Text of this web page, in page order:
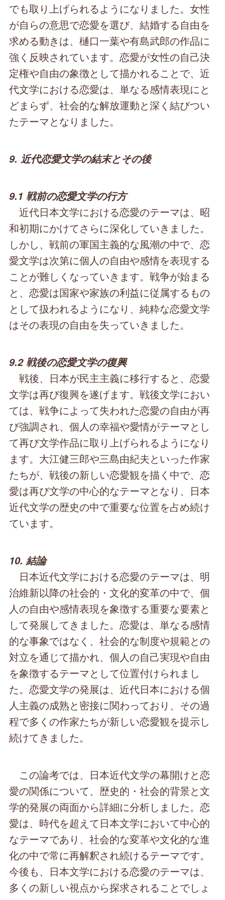
でも取り上げられるようになりました。女性
が自らの意思で恋愛を選び、結婚する自由を
求める動きは、樋口一葉や有島武郎の作品に
強く反映されています。恋愛が女性の自己決
定権や自由の象徴として描かれることで、近
代文学における恋愛は、単なる感情表現にと
どまらず、社会的な解放運動と深く結びつい
たテーマとなりました。
9. 近代恋愛文学の結末とその後
9.1 戦前の恋愛文学の行方
近代日本文学における恋愛のテーマは、昭
和初期にかけてさらに深化していきました。
しかし、戦前の軍国主義的な風潮の中で、恋
愛文学は次第に個人の自由や感情を表現する
ことが難しくなっていきます。戦争が始まる
と、恋愛は国家や家族の利益に従属するもの
として扱われるようになり、純粋な恋愛文学
はその表現の自由を失っていきました。
9.2 戦後の恋愛文学の復興
戦後、日本が民主主義に移行すると、恋愛
文学は再び復興を遂げます。戦後文学におい
ては、戦争によって失われた恋愛の自由が再
び強調され、個人の幸福や愛情がテーマとし
て再び文学作品に取り上げられるようになり
ます。大江健三郎や三島由紀夫といった作家
たちが、戦後の新しい恋愛観を描く中で、恋
愛は再び文学の中心的なテーマとなり、日本
近代文学の歴史の中で重要な位置を占め続け
ています。
10. 結論
日本近代文学における恋愛のテーマは、明
治維新以降の社会的・文化的変革の中で、個
人の自由や感情表現を象徴する重要な要素と
して発展してきました。恋愛は、単なる感情
的な事象ではなく、社会的な制度や規範との
対立を通じて描かれ、個人の自己実現や自由
を象徴するテーマとして位置付けられまし
た。恋愛文学の発展は、近代日本における個
人主義の成熟と密接に関わっており、その過
程で多くの作家たちが新しい恋愛観を提示し
続けてきました。
この論考では、日本近代文学の幕開けと恋
愛の関係について、歴史的・社会的背景と文
学的発展の両面から詳細に分析しました。恋
愛は、時代を超えて日本文学において中心的
なテーマであり、社会的な変革や文化的な進
化の中で常に再解釈され続けるテーマです。
今後も、日本文学における恋愛のテーマは、
多くの新しい視点から探求されることでしょ